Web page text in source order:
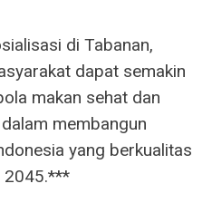
di Tabanan,
dapat semakin
makan sehat dan
membangun
yang berkualitas
2045.***